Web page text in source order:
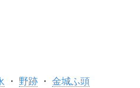
野跡 金城ふ頭